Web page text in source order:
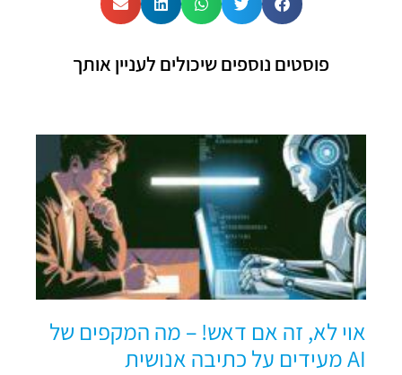
פוסטים נוספים שיכולים לעניין אותך
אוי לא, זה אם דאש! – מה המקפים של
AI מעידים על כתיבה אנושית